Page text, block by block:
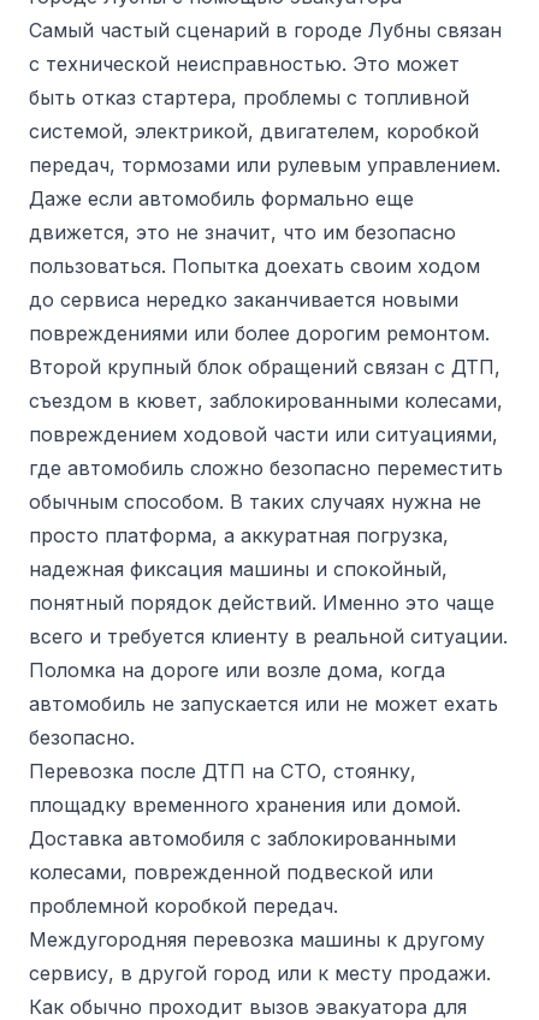
Самый частый сценарий в городе Лубны связан
с технической неисправностью. Это может
быть отказ стартера, проблемы с топливной
системой, электрикой, двигателем, коробкой
передач, тормозами или рулевым управлением.
Даже если автомобиль формально еще
движется, это не значит, что им безопасно
пользоваться. Попытка доехать своим ходом
до сервиса нередко заканчивается новыми
повреждениями или более дорогим ремонтом.
Второй крупный блок обращений связан с ДТП,
съездом в кювет, заблокированными колесами,
повреждением ходовой части или ситуациями,
где автомобиль сложно безопасно переместить
обычным способом. В таких случаях нужна не
просто платформа, а аккуратная погрузка,
надежная фиксация машины и спокойный,
понятный порядок действий. Именно это чаще
всего и требуется клиенту в реальной ситуации.
Поломка на дороге или возле дома, когда
автомобиль не запускается или не может ехать
безопасно.
Перевозка после ДТП на СТО, стоянку,
площадку временного хранения или домой.
Доставка автомобиля с заблокированными
колесами, поврежденной подвеской или
проблемной коробкой передач.
Междугородняя перевозка машины к другому
сервису, в другой город или к месту продажи.
Как обычно проходит вызов эвакуатора для